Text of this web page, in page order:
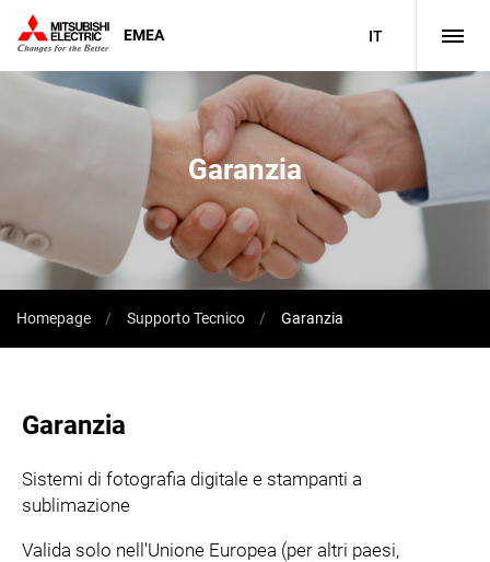
EMEA IT
Garanzia
Homepage Supporto Tecnico Garanzia
Garanzia
Sistemi di fotografia digitale e stampanti a
sublimazione
Valida solo nell'Unione Europea (per altri paesi,